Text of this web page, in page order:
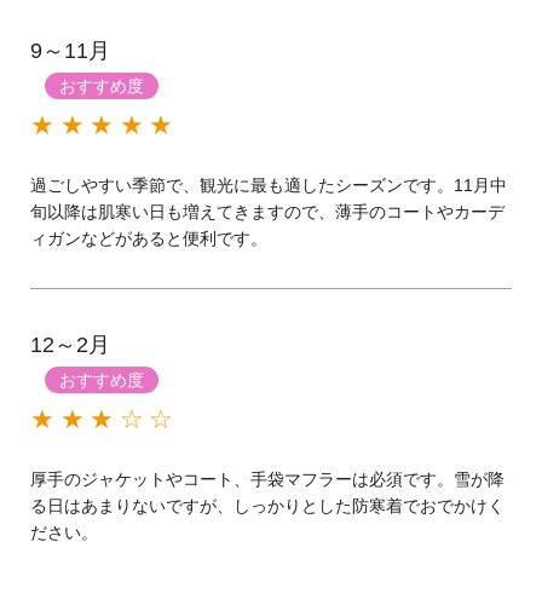
9～11月
おすすめ度
★★★★★
過ごしやすい季節で、観光に最も適したシーズンです。11月中
旬以降は肌寒い日も増えてきますので、薄手のコートやカーデ
ィガンなどがあると便利です。
12～2月
おすすめ度
★★★☆☆
厚手のジャケットやコート、手袋マフラーは必須です。雪が降
る日はあまりないですが、しっかりとした防寒着でおでかけく
ださい。